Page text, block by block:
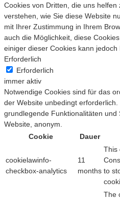
Cookies von Dritten, die uns helfen
verstehen, wie Sie diese Website
mit Ihrer Zustimmung in Ihrem
auch die Möglichkeit, diese
einiger dieser Cookies kann
Erforderlich
Erforderlich
immer aktiv
Notwendige Cookies sind für das
der Website unbedingt
grundlegende Funktionalitäten und
Website, anonym.
Cookie
Dauer
cookielawinfo-
checkbox-analytics
11
months
This
to
The